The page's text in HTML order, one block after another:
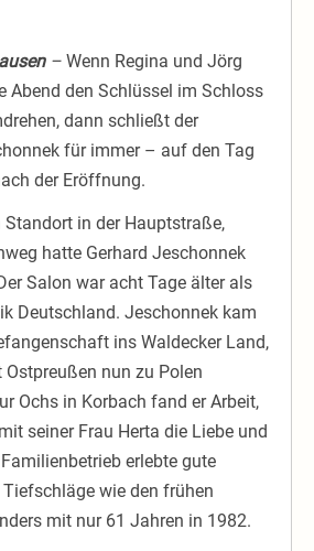
– Wenn Regina und Jörg
Abend den Schlüssel im Schloss
dann schließt der
für immer – auf den Tag
der Eröffnung.
in der Hauptstraße,
hatte Gerhard Jeschonnek
Salon war acht Tage älter als
Deutschland. Jeschonnek kam
ins Waldecker Land,
nun zu Polen
Ochs in Korbach fand er Arbeit,
seiner Frau Herta die Liebe und
erlebte gute
wie den frühen
mit nur 61 Jahren in 1982.